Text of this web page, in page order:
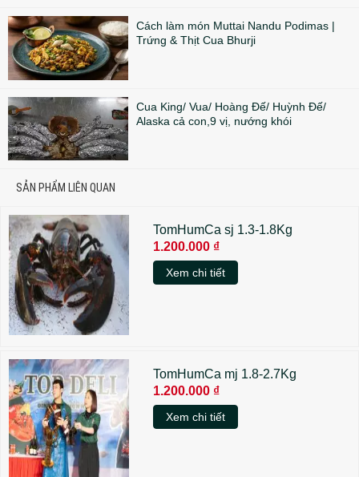
Cách làm món Muttai Nandu Podimas |
Trứng & Thịt Cua Bhurji
Cua King/ Vua/ Hoàng Đế/ Huỳnh Đế/
Alaska cả con,9 vị, nướng khói
SẢN PHẨM LIÊN QUAN
TomHumCa sj 1.3-1.8Kg
1.200.000 ₫
Xem chi tiết
TomHumCa mj 1.8-2.7Kg
1.200.000 ₫
Xem chi tiết